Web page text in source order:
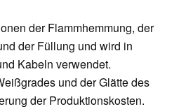
der Flammhemmung, der
der Füllung und wird in
Kabeln verwendet.
und der Glätte des
der Produktionskosten.